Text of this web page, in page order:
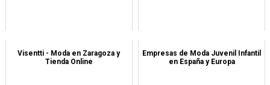
Visentti - Moda en Zaragoza y
Tienda Online
Empresas de Moda Juvenil Infantil
en España y Europa